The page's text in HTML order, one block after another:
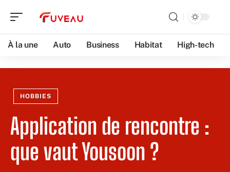
À la une Auto Business Habitat High-tech
HOBBIES
Application de rencontre :
que vaut Yousoon ?